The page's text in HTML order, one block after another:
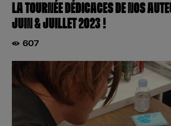
LA TOURNÉE DÉDICACES DE NOS
JUIN & JUILLET 2023 !
607